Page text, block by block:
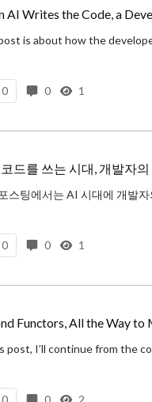
AI Writes the Code, a
0 0 1
드를 쓰는 시대, 개발자
0 0 1
Functors, All the Way to
0 0 2